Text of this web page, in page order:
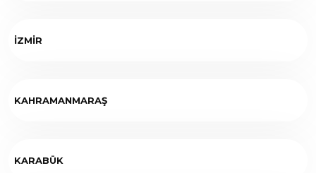
İZMİR
KAHRAMANMARAŞ
KARABÜK